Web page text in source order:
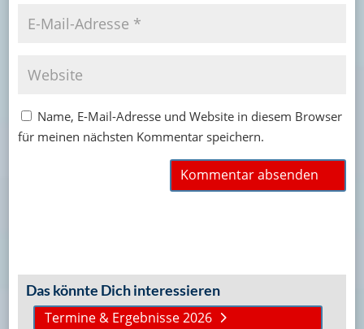
Name, E-Mail-Adresse und Website in diesem Browser
für meinen nächsten Kommentar speichern.
Das könnte Dich interessieren
Termine & Ergebnisse 2026